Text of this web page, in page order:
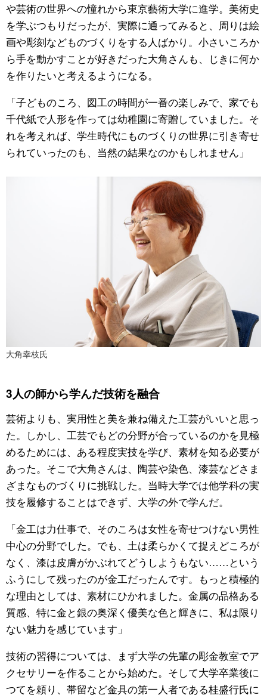
や芸術の世界への憧れから東京藝術大学に進学。美術史
を学ぶつもりだったが、実際に通ってみると、周りは絵
画や彫刻などものづくりをする人ばかり。小さいころか
ら手を動かすことが好きだった大角さんも、じきに何か
を作りたいと考えるようになる。
「子どものころ、図工の時間が一番の楽しみで、家でも
千代紙で人形を作っては幼稚園に寄贈していました。そ
れを考えれば、学生時代にものづくりの世界に引き寄せ
られていったのも、当然の結果なのかもしれません」
大角幸枝氏
3人の師から学んだ技術を融合
芸術よりも、実用性と美を兼ね備えた工芸がいいと思っ
た。しかし、工芸でもどの分野が合っているのかを見極
めるためには、ある程度実技を学び、素材を知る必要が
あった。そこで大角さんは、陶芸や染色、漆芸などさま
ざまなものづくりに挑戦した。当時大学では他学科の実
技を履修することはできず、大学の外で学んだ。
「金工は力仕事で、そのころは女性を寄せつけない男性
中心の分野でした。でも、土は柔らかくて捉えどころが
なく、漆は皮膚がかぶれてどうしようもない……という
ふうにして残ったのが金工だったんです。もっと積極的
な理由としては、素材にひかれました。金属の品格ある
質感、特に金と銀の奥深く優美な色と輝きに、私は限り
ない魅力を感じています」
技術の習得については、まず大学の先輩の彫金教室でア
クセサリーを作ることから始めた。そして大学卒業後に
つてを頼り、帯留など金具の第一人者である桂盛行氏に